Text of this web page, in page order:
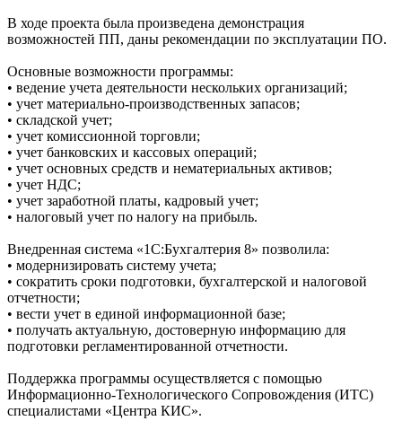
В ходе проекта была произведена демонстрация
возможностей ПП, даны рекомендации по эксплуатации ПО.
Основные возможности программы:
• ведение учета деятельности нескольких организаций;
• учет материально-производственных запасов;
• складской учет;
• учет комиссионной торговли;
• учет банковских и кассовых операций;
• учет основных средств и нематериальных активов;
• учет НДС;
• учет заработной платы, кадровый учет;
• налоговый учет по налогу на прибыль.
Внедренная система «1С:Бухгалтерия 8» позволила:
• модернизировать систему учета;
• сократить сроки подготовки, бухгалтерской и налоговой
отчетности;
• вести учет в единой информационной базе;
• получать актуальную, достоверную информацию для
подготовки регламентированной отчетности.
Поддержка программы осуществляется с помощью
Информационно-Технологического Сопровождения (ИТС)
специалистами «Центра КИС».